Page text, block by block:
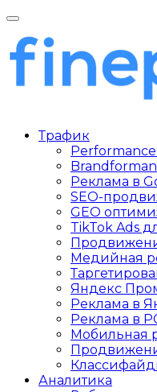
Трафик
Реклама в
SEO-
GEO
TikTok Ads
Медийная
Яндекс
Реклама в
Реклама в
Мобильная
Аналитика